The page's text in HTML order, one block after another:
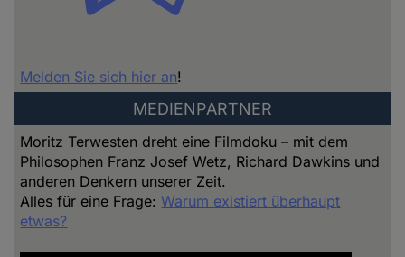
Melden Sie sich hier an!
MEDIENPARTNER
Moritz Terwesten dreht eine Filmdoku – mit dem
Philosophen Franz Josef Wetz, Richard Dawkins und
anderen Denkern unserer Zeit.
Alles für eine Frage: Warum existiert überhaupt
etwas?